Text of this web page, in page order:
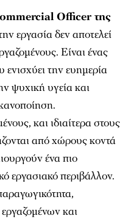
Officer της
εργασία δεν αποτελεί
Είναι ένας
την ευημερία
ψυχική υγεία και
και ιδιαίτερα στους
από χώρους κοντά
ένα πιο
εργασιακό περιβάλλον.
και